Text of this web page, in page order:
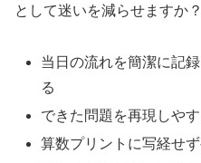
として迷いを減らせますか？
当日の流れを簡潔に記
る
できた問題を再現しや
算数プリントに写経せ